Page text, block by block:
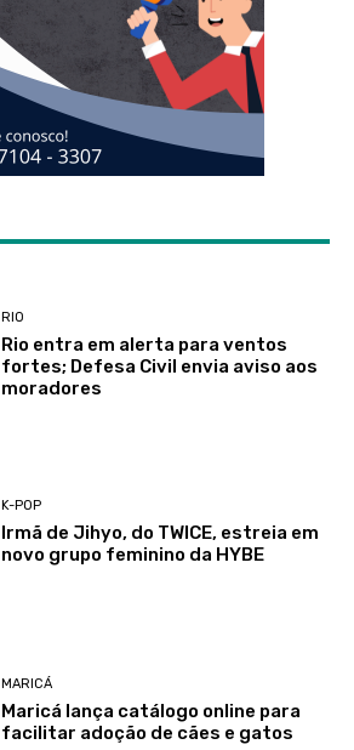
RIO
Rio entra em alerta para ventos
fortes; Defesa Civil envia aviso aos
moradores
K-POP
Irmã de Jihyo, do TWICE, estreia em
novo grupo feminino da HYBE
MARICÁ
Maricá lança catálogo online para
facilitar adoção de cães e gatos